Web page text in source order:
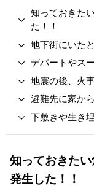
知っておきた
た！！
地下街にいた
デパートやス
地震の後、火
避難先に家か
下敷きや生き
知っておきた
発生した！！